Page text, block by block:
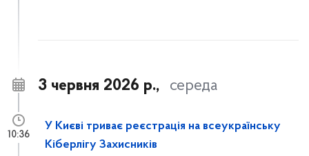
3 червня 2026 р., середа
У Києві триває реєстрація на всеукраїнську
Кіберлігу Захисників
10:36